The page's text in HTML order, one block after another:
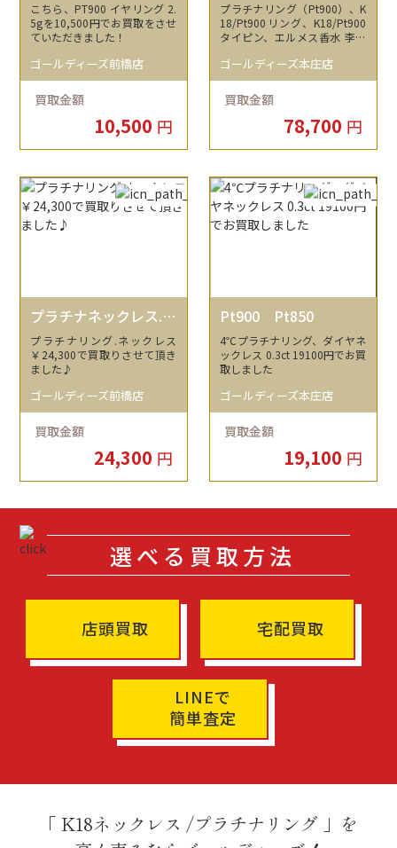
こちら、PT900 イヤリング 2.
5gを10,500円でお買取をさせ
ていただきました！
ゴールディーズ前橋店
買取金額
10,500 円
プラチナリング（Pt900）、K
18/Pt900リング、K18/Pt900
タイピン、エルメス香水 李氏
した！
ゴールディーズ本庄店
買取金額
78,700 円
プラチナネックレス.リ
ング
プラチナリング.ネックレス
￥24,300で買取りさせて頂き
ました♪
ゴールディーズ前橋店
買取金額
24,300 円
Pt900 Pt850
4℃プラチナリング、ダイヤネ
ックレス 0.3ct 19100円でお買
取しました
ゴールディーズ本庄店
買取金額
19,100 円
選べる買取方法
店頭買取 宅配買取
LINEで
簡単査定
「 K18ネックレス /プラチナリング 」を